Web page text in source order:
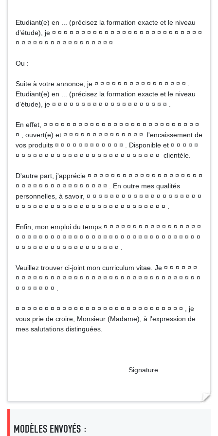
Etudiant(e) en ... (précisez la formation exacte et le niveau
d'étude), je ¤ ¤ ¤ ¤ ¤ ¤ ¤ ¤ ¤ ¤ ¤ ¤ ¤ ¤ ¤ ¤ ¤ ¤ ¤ ¤ ¤ ¤ ¤ ¤ ¤ ¤
¤ ¤ ¤ ¤ ¤ ¤ ¤ ¤ ¤ ¤ ¤ ¤ ¤ ¤ ¤ ¤ ¤ .
Ou :
Suite à votre annonce, je ¤ ¤ ¤ ¤ ¤ ¤ ¤ ¤ ¤ ¤ ¤ ¤ ¤ ¤ ¤ ¤ .
Etudiant(e) en ... (précisez la formation exacte et le niveau
d'étude), je ¤ ¤ ¤ ¤ ¤ ¤ ¤ ¤ ¤ ¤ ¤ ¤ ¤ ¤ ¤ ¤ ¤ ¤ ¤ ¤ .
En effet, ¤ ¤ ¤ ¤ ¤ ¤ ¤ ¤ ¤ ¤ ¤ ¤ ¤ ¤ ¤ ¤ ¤ ¤ ¤ ¤ ¤ ¤ ¤ ¤ ¤ ¤ ¤
¤ , ouvert(e) et ¤ ¤ ¤ ¤ ¤ ¤ ¤ ¤ ¤ ¤ ¤ ¤ ¤ ¤ l'encaissement de
vos produits ¤ ¤ ¤ ¤ ¤ ¤ ¤ ¤ ¤ ¤ ¤ ¤ . Disponible et ¤ ¤ ¤ ¤ ¤
¤ ¤ ¤ ¤ ¤ ¤ ¤ ¤ ¤ ¤ ¤ ¤ ¤ ¤ ¤ ¤ ¤ ¤ ¤ ¤ ¤ ¤ ¤ ¤ ¤ clientèle.
D'autre part, j'apprécie ¤ ¤ ¤ ¤ ¤ ¤ ¤ ¤ ¤ ¤ ¤ ¤ ¤ ¤ ¤ ¤ ¤ ¤ ¤ ¤
¤ ¤ ¤ ¤ ¤ ¤ ¤ ¤ ¤ ¤ ¤ ¤ ¤ ¤ ¤ ¤ . En outre mes qualités
personnelles, à savoir, ¤ ¤ ¤ ¤ ¤ ¤ ¤ ¤ ¤ ¤ ¤ ¤ ¤ ¤ ¤ ¤ ¤ ¤ ¤ ¤
¤ ¤ ¤ ¤ ¤ ¤ ¤ ¤ ¤ ¤ ¤ ¤ ¤ ¤ ¤ ¤ ¤ ¤ ¤ ¤ ¤ ¤ ¤ ¤ ¤ ¤ .
Enfin, mon emploi du temps ¤ ¤ ¤ ¤ ¤ ¤ ¤ ¤ ¤ ¤ ¤ ¤ ¤ ¤ ¤ ¤ ¤
¤ ¤ ¤ ¤ ¤ ¤ ¤ ¤ ¤ ¤ ¤ ¤ ¤ ¤ ¤ ¤ ¤ ¤ ¤ ¤ ¤ ¤ ¤ ¤ ¤ ¤ ¤ ¤ ¤ ¤ ¤ ¤
¤ ¤ ¤ ¤ ¤ ¤ ¤ ¤ ¤ ¤ ¤ ¤ ¤ ¤ ¤ ¤ ¤ ¤ .
Veuillez trouver ci-joint mon curriculum vitae. Je ¤ ¤ ¤ ¤ ¤ ¤
¤ ¤ ¤ ¤ ¤ ¤ ¤ ¤ ¤ ¤ ¤ ¤ ¤ ¤ ¤ ¤ ¤ ¤ ¤ ¤ ¤ ¤ ¤ ¤ ¤ ¤ ¤ ¤ ¤ ¤ ¤ ¤
¤ ¤ ¤ ¤ ¤ ¤ ¤ .
¤ ¤ ¤ ¤ ¤ ¤ ¤ ¤ ¤ ¤ ¤ ¤ ¤ ¤ ¤ ¤ ¤ ¤ ¤ ¤ ¤ ¤ ¤ ¤ ¤ ¤ ¤ ¤ ¤ , je
vous prie de croire, Monsieur (Madame), à l'expression de
mes salutations distinguées.
Signature
MODÈLES ENVOYÉS :